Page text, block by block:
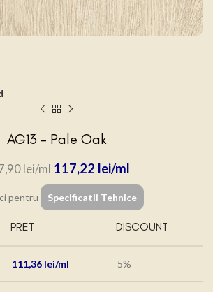
AG13 – Pale Oak
lei 117,22 lei
pentru Specificatii Tehnice
PRET DISCOUNT
111,36 lei 5%